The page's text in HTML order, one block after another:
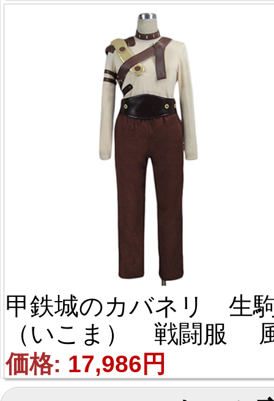
甲鉄城のカバネリ 生
（いこま） 戦闘服
コスプレ衣装
価格: 17,986円